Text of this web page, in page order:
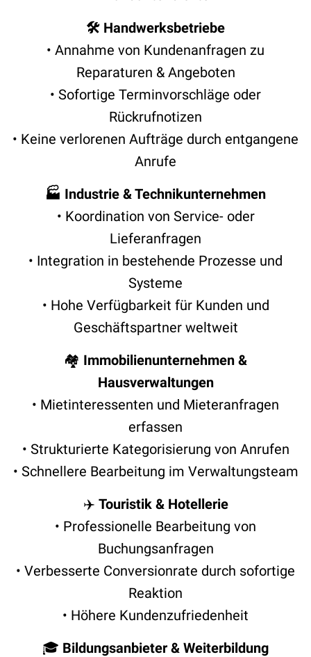
🛠️ Handwerksbetriebe
• Annahme von Kundenanfragen zu
Reparaturen & Angeboten
• Sofortige Terminvorschläge oder
Rückrufnotizen
• Keine verlorenen Aufträge durch entgangene
Anrufe
🏭 Industrie & Technikunternehmen
• Koordination von Service- oder
Lieferanfragen
• Integration in bestehende Prozesse und
Systeme
• Hohe Verfügbarkeit für Kunden und
Geschäftspartner weltweit
🏘️ Immobilienunternehmen &
Hausverwaltungen
• Mietinteressenten und Mieteranfragen
erfassen
• Strukturierte Kategorisierung von Anrufen
• Schnellere Bearbeitung im Verwaltungsteam
✈️ Touristik & Hotellerie
• Professionelle Bearbeitung von
Buchungsanfragen
• Verbesserte Conversionrate durch sofortige
Reaktion
• Höhere Kundenzufriedenheit
🎓 Bildungsanbieter & Weiterbildung